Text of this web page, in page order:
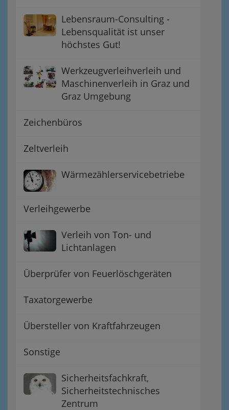
Lebensraum-Consulting -
Lebensqualität ist unser
höchstes Gut!
Werkzeugverleihverleih und
Maschinenverleih in Graz und
Graz Umgebung
Zeichenbüros
Zeltverleih
Wärmezählerservicebetriebe
Verleihgewerbe
Verleih von Ton- und
Lichtanlagen
Überprüfer von Feuerlöschgeräten
Taxatorgewerbe
Übersteller von Kraftfahrzeugen
Sonstige
Sicherheitsfachkraft,
Sicherheitstechnisches
Zentrum